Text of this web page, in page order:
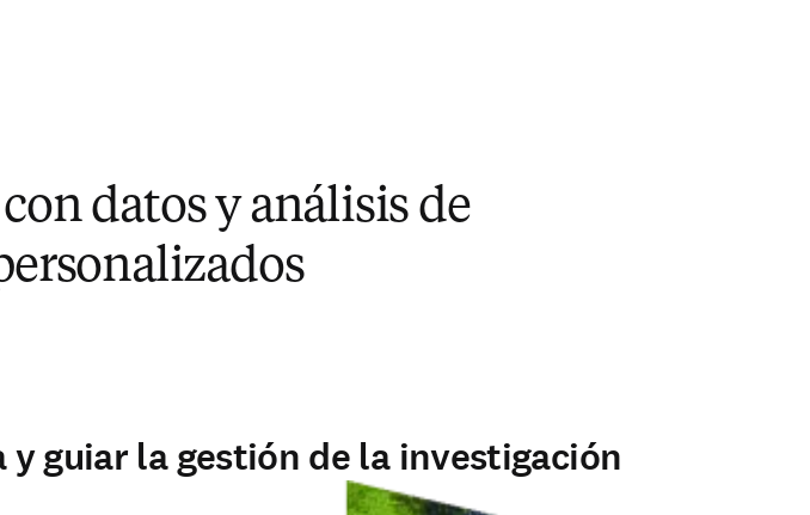
datos y análisis de
guiar la gestión de la investigación